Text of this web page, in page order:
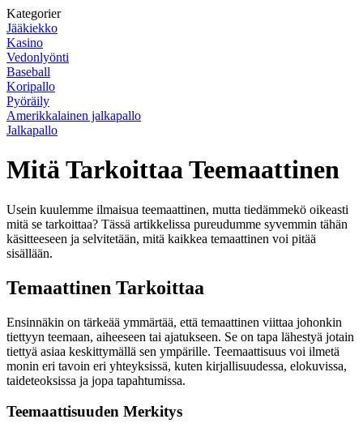
Kategorier
Jääkiekko
Kasino
Vedonlyönti
Baseball
Koripallo
Pyöräily
Amerikkalainen jalkapallo
Jalkapallo
Mitä Tarkoittaa Teemaattinen
Usein kuulemme ilmaisua teemaattinen, mutta tiedämmekö oikeasti
mitä se tarkoittaa? Tässä artikkelissa pureudumme syvemmin tähän
käsitteeseen ja selvitetään, mitä kaikkea temaattinen voi pitää
sisällään.
Temaattinen Tarkoittaa
Ensinnäkin on tärkeää ymmärtää, että temaattinen viittaa johonkin
tiettyyn teemaan, aiheeseen tai ajatukseen. Se on tapa lähestyä jotain
tiettyä asiaa keskittymällä sen ympärille. Teemaattisuus voi ilmetä
monin eri tavoin eri yhteyksissä, kuten kirjallisuudessa, elokuvissa,
taideteoksissa ja jopa tapahtumissa.
Teemaattisuuden Merkitys